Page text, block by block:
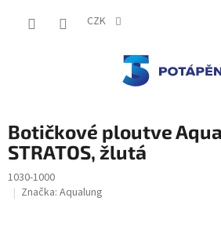
CZK
Botičkové ploutve
STRATOS, žlutá
1030-1000
Značka: Aqualung